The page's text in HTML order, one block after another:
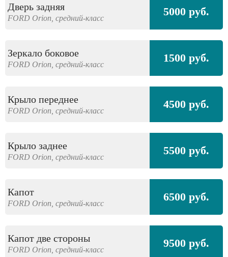
Дверь задняя
FORD Orion, средний-класс 5000 руб.
Зеркало боковое
FORD Orion, средний-класс 1500 руб.
Крыло переднее
FORD Orion, средний-класс 4500 руб.
Крыло заднее
FORD Orion, средний-класс 5500 руб.
Капот
FORD Orion, средний-класс 6500 руб.
Капот две стороны
FORD Orion, средний-класс 9500 руб.